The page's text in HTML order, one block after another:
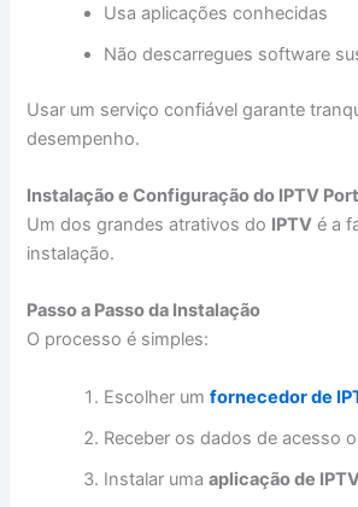
Usa aplicações conhecidas
Não descarregues software
Usar um serviço confiável garante
desempenho.
Instalação e Configuração do IPTV
Um dos grandes atrativos do IPTV é a
instalação.
Passo a Passo da Instalação
O processo é simples:
Escolher umfornecedor de
Receber os dados de acesso
Instalar umaaplicação de